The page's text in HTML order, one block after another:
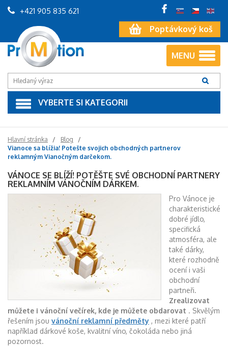
Poptávkový koš
+421 905 835 621
MENU
VYBERTE SI KATEGORII
Hlavní stránka
Blog
Vianoce sa blížia! Potešte svojich obchodných partnerov
reklamným Vianočným darčekom.
VÁNOCE SE BLÍŽÍ! POTĚŠTE SVÉ OBCHODNÍ PARTNERY
REKLAMNÍM VÁNOČNÍM DÁRKEM.
Pro Vánoce je
charakteristické
dobré jídlo,
specifická
atmosféra, ale
také dárky,
které rozhodně
ocení i vaši
obchodní
partneři.
Zrealizovat
můžete i vánoční večírek, kde je můžete obdarovat . Skvělým
řešením jsou vánoční reklamní předměty , mezi které patří
například dárkové koše, kvalitní víno, čokoláda nebo jiná
pozornost.